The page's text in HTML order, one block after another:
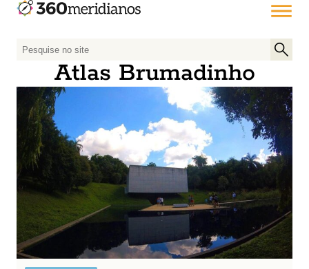
P
u
a
r
p
o
:
Atlas Brumadinho